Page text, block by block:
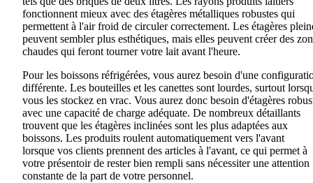
fonctionnent mieux avec des étagères métalliques robustes qui
permettent à l'air froid de circuler correctement. Les étagères
peuvent sembler plus esthétiques, mais elles peuvent créer des
chaudes qui feront tourner votre lait avant l'heure.
Pour les boissons réfrigérées, vous aurez besoin d'une
différente. Les bouteilles et les canettes sont lourdes, surtout
vous les stockez en vrac. Vous aurez donc besoin d'étagères
avec une capacité de charge adéquate. De nombreux détaillants
trouvent que les étagères inclinées sont les plus adaptées aux
boissons. Les produits roulent automatiquement vers l'avant
lorsque vos clients prennent des articles à l'avant, ce qui permet à
votre présentoirde rester bien rempli sans nécessiterune attention
constante de la part de votre personnel.